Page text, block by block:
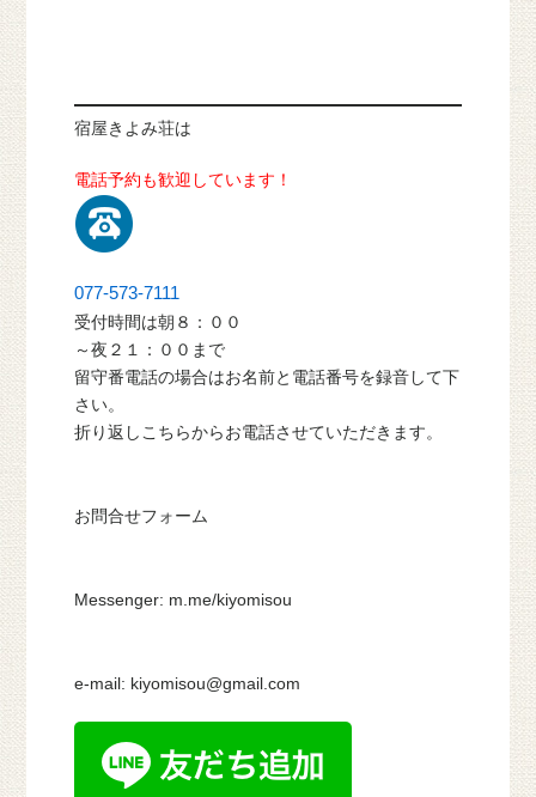
宿屋きよみ荘は
電話予約も歓迎しています！
077-573-7111
受付時間は朝８：００
～夜２１：００まで
留守番電話の場合はお名前と電話番号を録音して下
さい。
折り返しこちらからお電話させていただきます。
お問合せフォーム
Messenger: m.me/kiyomisou
e-mail: kiyomisou@gmail.com